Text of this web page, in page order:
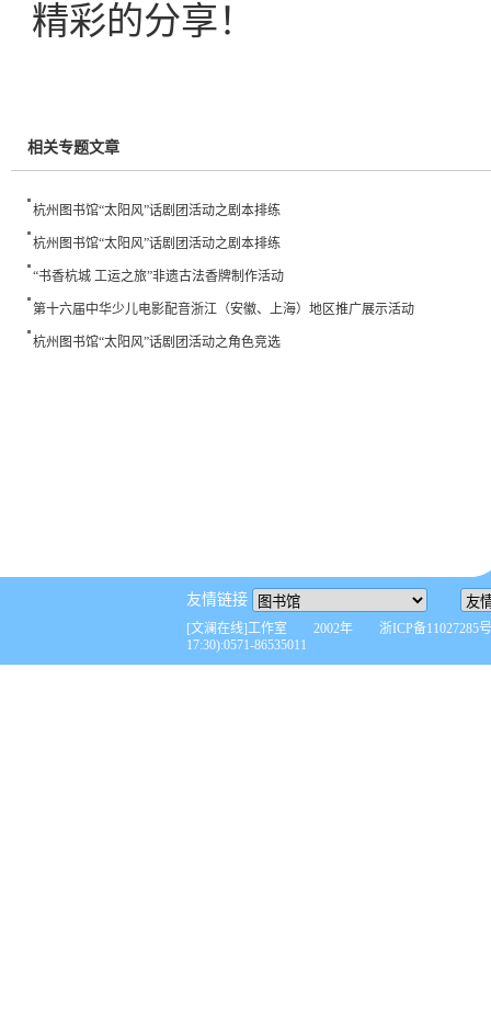
精彩的分享！
相关专题文章
杭州图书馆“太阳风”话剧团活动之剧本排练
杭州图书馆“太阳风”话剧团活动之剧本排练
“书香杭城 工运之旅”非遗古法香牌制作活动
第十六届中华少儿电影配音浙江（安徽、上海）地区推广展示活动
杭州图书馆“太阳风”话剧团活动之角色竞选
友情链接
[文澜在线]工作室 2002年 浙ICP备11027285
17:30):0571-86535011